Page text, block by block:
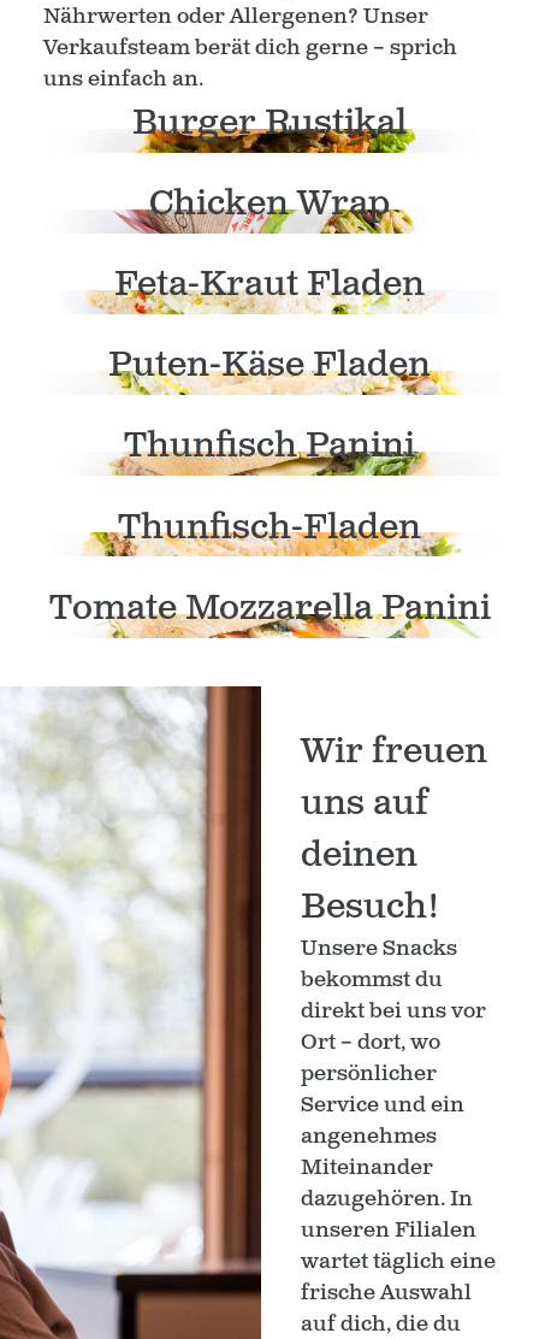
Nährwerten oder Allergenen? Unser
Verkaufsteam berät dich gerne – sprich
uns einfach an.
Burger Rustikal
Chicken Wrap
Feta-Kraut Fladen
Puten-Käse Fladen
Thunfisch Panini
Thunfisch-Fladen
Tomate Mozzarella Panini
Wir freuen
uns auf
deinen
Besuch!
Unsere Snacks
bekommst du
direkt bei uns vor
Ort – dort, wo
persönlicher
Service und ein
angenehmes
Miteinander
dazugehören. In
unseren Filialen
wartet täglich eine
frische Auswahl
auf dich, die du